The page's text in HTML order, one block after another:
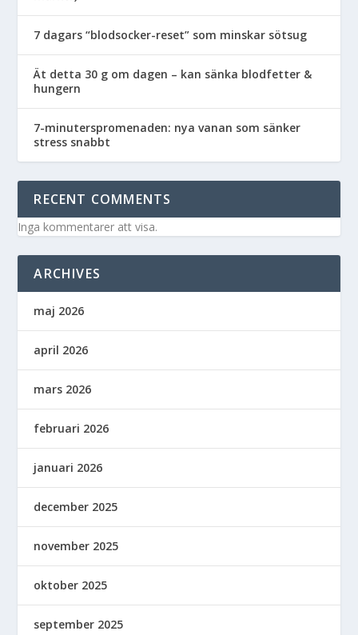
7 dagars “blodsocker-reset” som minskar sötsug
Ät detta 30 g om dagen – kan sänka blodfetter &
hungern
7-minuterspromenaden: nya vanan som sänker
stress snabbt
RECENT COMMENTS
Inga kommentarer att visa.
ARCHIVES
maj 2026
april 2026
mars 2026
februari 2026
januari 2026
december 2025
november 2025
oktober 2025
september 2025